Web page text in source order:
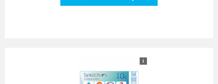
i
Bezahlen Sie einfach mit dem Bonago-Tankgutschein. Der